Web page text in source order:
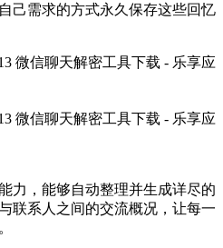
己需求的方式永久保存这些回忆
力，能够自动整理并生成详尽的
联系人之间的交流概况，让每一